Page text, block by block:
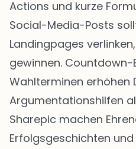
Actions und kurze
Social-Media-Posts
Landingpages
gewinnen. Countdown-
Wahlterminen erhöhen
Argumentationshilfen
Sharepic machen
Erfolgsgeschichten